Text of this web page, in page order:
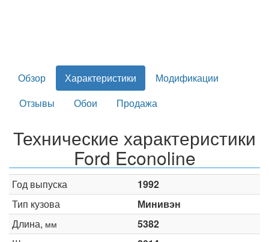
Обзор Характеристики
Модификации
Отзывы
Обои Продажа
Технические характеристики
Ford Econoline
Год выпуска
1992
Тип кузова
Минивэн
Длина, мм
5382